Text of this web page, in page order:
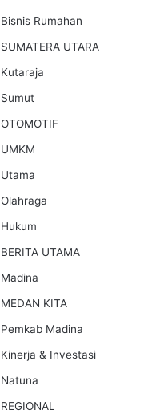
Bisnis Rumahan
SUMATERA UTARA
Kutaraja
Sumut
OTOMOTIF
UMKM
Utama
Olahraga
Hukum
BERITA UTAMA
Madina
MEDAN KITA
Pemkab Madina
Kinerja & Investasi
Natuna
REGIONAL